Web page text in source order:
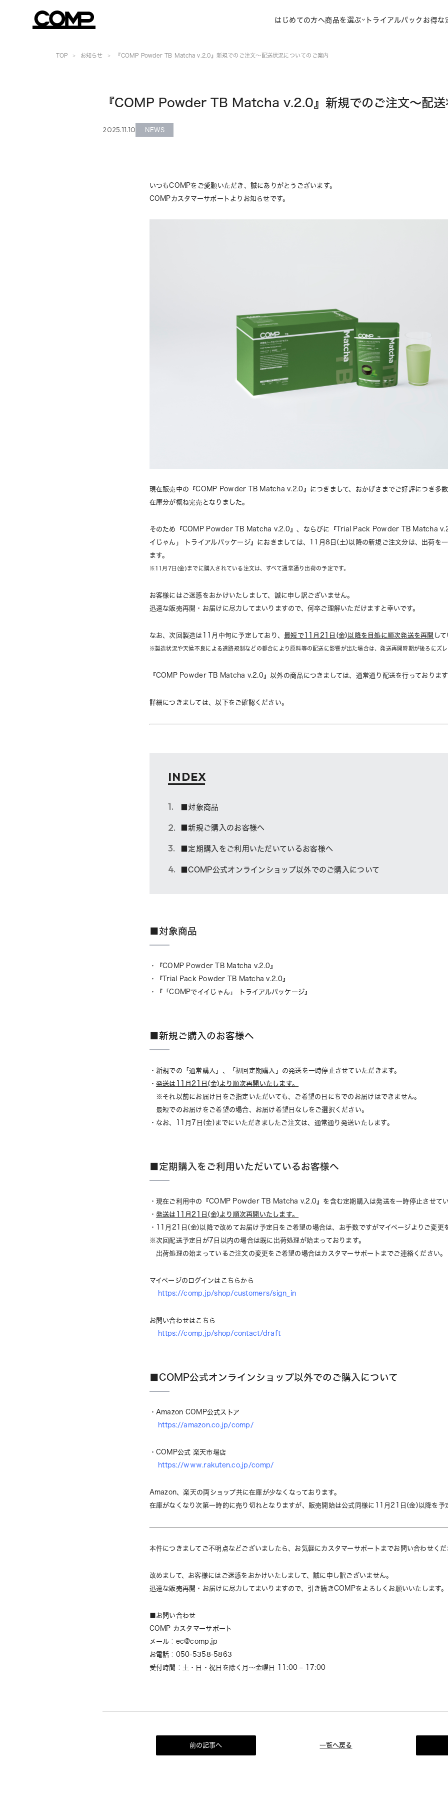
はじめての方へ商品を選ぶ トライアルパック お得な
TOP お知らせ 『COMP Powder TB Matcha v.2.0』新規でのご注文〜配送状況についてのご案内
『COMP Powder TB Matcha v.2.0』新規でのご注文〜配送
2025.11.10 NEWS
いつもCOMPをご愛顧いただき、誠にありがとうございます。
COMPカスタマーサポートよりお知らせです。
現在販売中の『COMP Powder TB Matcha v.2.0』につきまして、おかげさまでご好評につき多数
在庫分が概ね完売となりました。
そのため『COMP Powder TB Matcha v.2.0』、ならびに『Trial Pack Powder TB Matcha
イじゃん」 トライアルパッケージ』におきましては、11月8日(土)以降の新規ご注文分は、出荷を
ます。
※11月7日(金)までに購入されている注文は、すべて通常通り出荷の予定です。
お客様にはご迷惑をおかけいたしまして、誠に申し訳ございません。
迅速な販売再開・お届けに尽力してまいりますので、何卒ご理解いただけますと幸いです。
なお、次回製造は11月中旬に予定しており、最短で11月21日(金)以降を目処に順次発送を再開 し
※製造状況や天候不良による道路規制などの都合により原料等の配送に影響が出た場合は、発送再開時期が後ろにズレ
『COMP Powder TB Matcha v.2.0』以外の商品につきましては、通常通り配送を行っております
詳細につきましては、以下をご確認ください。
INDEX
■対象商品
■新規ご購入のお客様へ
■定期購入をご利用いただいているお客様へ
■COMP公式オンラインショップ以外でのご購入について
■対象商品
・『COMP Powder TB Matcha v.2.0』
・『Trial Pack Powder TB Matcha v.2.0』
・『「COMPでイイじゃん」 トライアルパッケージ』
■新規ご購入のお客様へ
・新規での「通常購入」、「初回定期購入」の発送を一時停止させていただきます。
・ 発送は11月21日(金)より順次再開いたします。
※それ以前にお届け日をご指定いただいても、ご希望の日にちでのお届けはできません。
最短でのお届けをご希望の場合、お届け希望日なしをご選択ください。
・なお、11月7日(金)までにいただきましたご注文は、通常通り発送いたします。
■定期購入をご利用いただいているお客様へ
・現在ご利用中の『COMP Powder TB Matcha v.2.0』を含む定期購入は発送を一時停止させてい
・ 発送は11月21日(金)より順次再開いたします。
・11月21日(金)以降で改めてお届け予定日をご希望の場合は、お手数ですがマイページよりご変更
※次回配送予定日が7日以内の場合は既に出荷処理が始まっております。
出荷処理の始まっているご注文の変更をご希望の場合はカスタマーサポートまでご連絡ください。
マイページのログインはこちらから
https://comp.jp/shop/customers/sign_in
お問い合わせはこちら
https://comp.jp/shop/contact/draft
■COMP公式オンラインショップ以外でのご購入について
・Amazon COMP公式ストア
https://amazon.co.jp/comp/
・COMP公式 楽天市場店
https://www.rakuten.co.jp/comp/
Amazon、楽天の両ショップ共に在庫が少なくなっております。
在庫がなくなり次第一時的に売り切れとなりますが、販売開始は公式同様に11月21日(金)以降を予
本件につきましてご不明点などございましたら、お気軽にカスタマーサポートまでお問い合わせくだ
改めまして、お客様にはご迷惑をおかけいたしまして、誠に申し訳ございません。
迅速な販売再開・お届けに尽力してまいりますので、引き続きCOMPをよろしくお願いいたします。
■お問い合わせ
COMP カスタマーサポート
メール：ec@comp.jp
お電話：050-5358-5863
受付時間：土・日・祝日を除く月～金曜日 11:00 – 17:00
前の記事へ 一覧へ戻る